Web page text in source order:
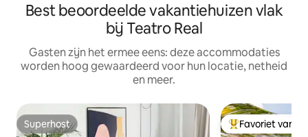
Best beoordeelde vakantiehuizen vlak
bij Teatro Real
Gasten zijn het ermee eens: deze accommodaties
worden hoog gewaardeerd voor hun locatie, netheid
en meer.
Superhost
Superhost Topfavoriet van
Favoriet van